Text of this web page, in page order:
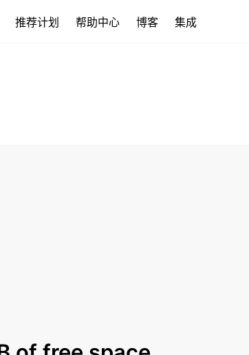
推荐计划 帮助中心 博客 集成